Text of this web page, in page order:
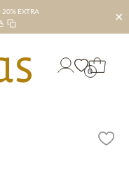
EXTRA
✕
0